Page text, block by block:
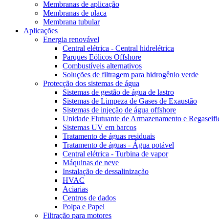
Membranas de aplicação
Membranas de placa
Membrana tubular
Aplicações
Energia renovável
Central elétrica - Central hidrelétrica
Parques Eólicos Offshore
Combustíveis alternativos
Soluções de filtragem para hidrogênio verde
Protecção dos sistemas de água
Sistemas de gestão de água de lastro
Sistemas de Limpeza de Gases de Exaustão
Sistemas de injeção de água offshore
Unidade Flutuante de Armazenamento e
Sistemas UV em barcos
Tratamento de águas residuais
Tratamento de águas - Água potável
Central elétrica - Turbina de vapor
Máquinas de neve
Instalação de dessalinização
HVAC
Aciarias
Centros de dados
Polpa e Papel
Filtração para motores